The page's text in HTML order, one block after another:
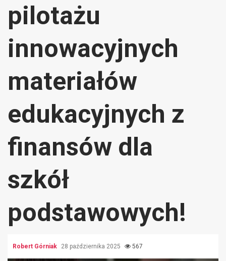
pilotażu
innowacyjnych
materiałów
edukacyjnych z
finansów dla
szkół
podstawowych!
Robert Górniak 28 października 2025 567